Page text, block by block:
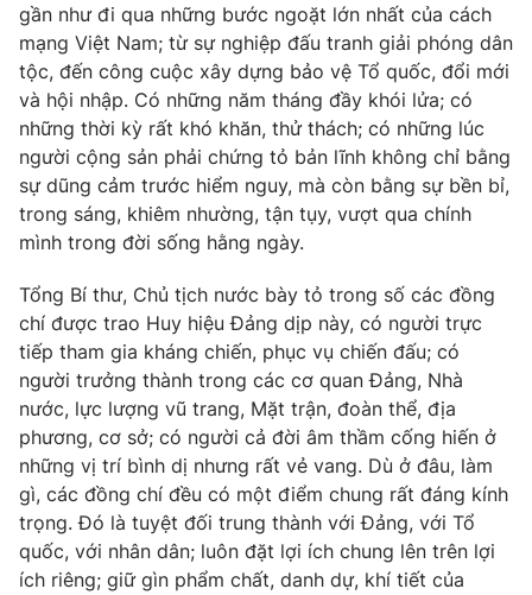
gần như đi qua những bước ngoặt lớn nhất của cách
mạng Việt Nam; từ sự nghiệp đấu tranh giải phóng dân
tộc, đến công cuộc xây dựng bảo vệ Tổ quốc, đổi mới
và hội nhập. Có những năm tháng đầy khói lửa; có
những thời kỳ rất khó khăn, thử thách; có những lúc
người cộng sản phải chứng tỏ bản lĩnh không chỉ bằng
sự dũng cảm trước hiểm nguy, mà còn bằng sự bền bỉ,
trong sáng, khiêm nhường, tận tụy, vượt qua chính
mình trong đời sống hằng ngày.
Tổng Bí thư, Chủ tịch nước bày tỏ trong số các đồng
chí được trao Huy hiệu Đảng dịp này, có người trực
tiếp tham gia kháng chiến, phục vụ chiến đấu; có
người trưởng thành trong các cơ quan Đảng, Nhà
nước, lực lượng vũ trang, Mặt trận, đoàn thể, địa
phương, cơ sở; có người cả đời âm thầm cống hiến ở
những vị trí bình dị nhưng rất vẻ vang. Dù ở đâu, làm
gì, các đồng chí đều có một điểm chung rất đáng kính
trọng. Đó là tuyệt đối trung thành với Đảng, với Tổ
quốc, với nhân dân; luôn đặt lợi ích chung lên trên lợi
ích riêng; giữ gìn phẩm chất, danh dự, khí tiết của